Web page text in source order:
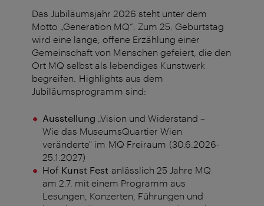
Das Jubiläumsjahr 2026 steht unter dem
Motto „Generation MQ“. Zum 25. Geburtstag
wird eine lange, offene Erzählung einer
Gemeinschaft von Menschen gefeiert, die den
Ort MQ selbst als lebendiges Kunstwerk
begreifen. Highlights aus dem
Jubiläumsprogramm sind:
Ausstellung „Vision und Widerstand –
Wie das MuseumsQuartier Wien
veränderte" im MQ Freiraum (30.6.2026-
25.1.2027)
Hof Kunst Fest anlässlich 25 Jahre MQ
am 2.7. mit einem Programm aus
Lesungen, Konzerten, Führungen und